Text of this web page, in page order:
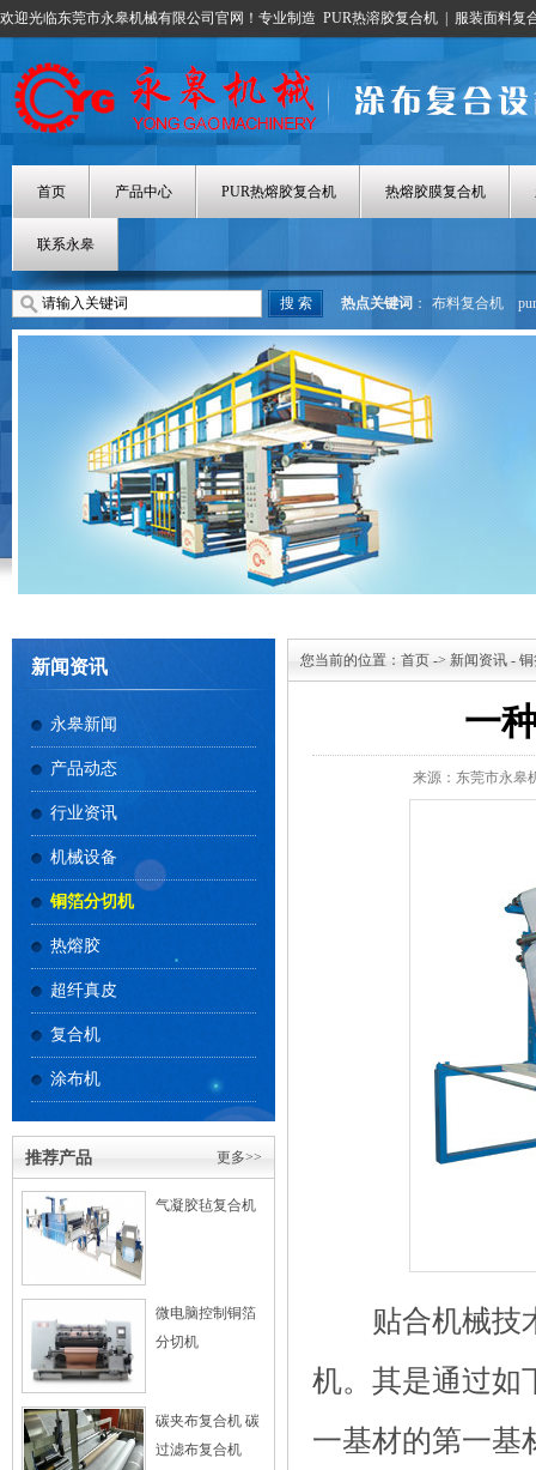
欢迎光临东莞市永皋机械有限公司官网！专业制造 PUR热溶胶复合机 服装面料复
首页 产品中心 PUR热熔胶复合机 热熔胶膜复合机
联系永皋
热点关键词 ： 布料复合机
热熔胶涂布机
热熔胶膜复合
新闻资讯
永皋新闻
产品动态
行业资讯
机械设备
铜箔分切机
热熔胶
超纤真皮
复合机
涂布机
更多>>
推荐产品
气凝胶毡复合机
微电脑控制铜箔
分切机
碳夹布复合机 碳
过滤布复合机
您当前的位置： 首页 -> 新闻资讯 -
一
来源：东莞市永皋
贴合机械技术
机。其是通过如
一基材的第一基